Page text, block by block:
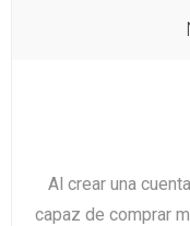
Al crear una
capaz de comprar